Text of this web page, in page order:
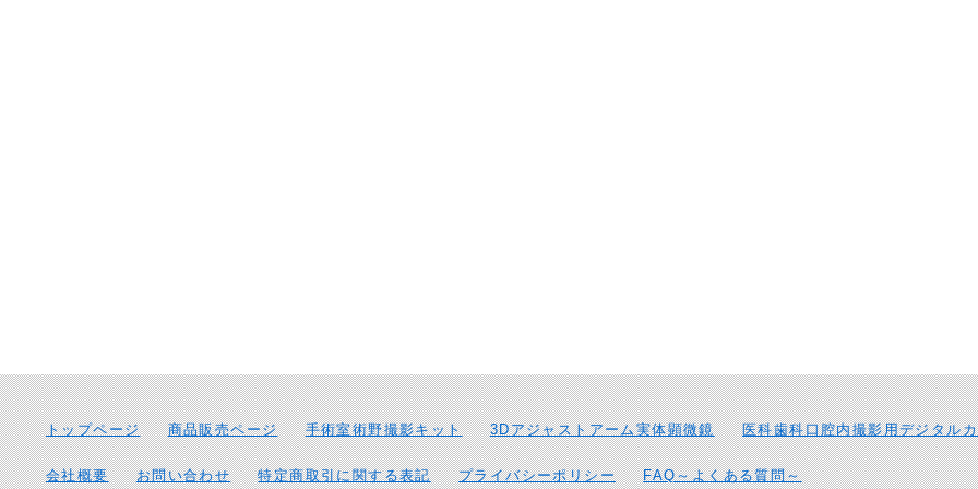
トップページ 商品販売ページ 手術室術野撮影キット 3Dアジャストアーム実体顕微鏡 医科歯科口腔内撮影用デジタル
会社概要 お問い合わせ 特定商取引に関する表記 プライバシーポリシー FAQ～よくある質問～